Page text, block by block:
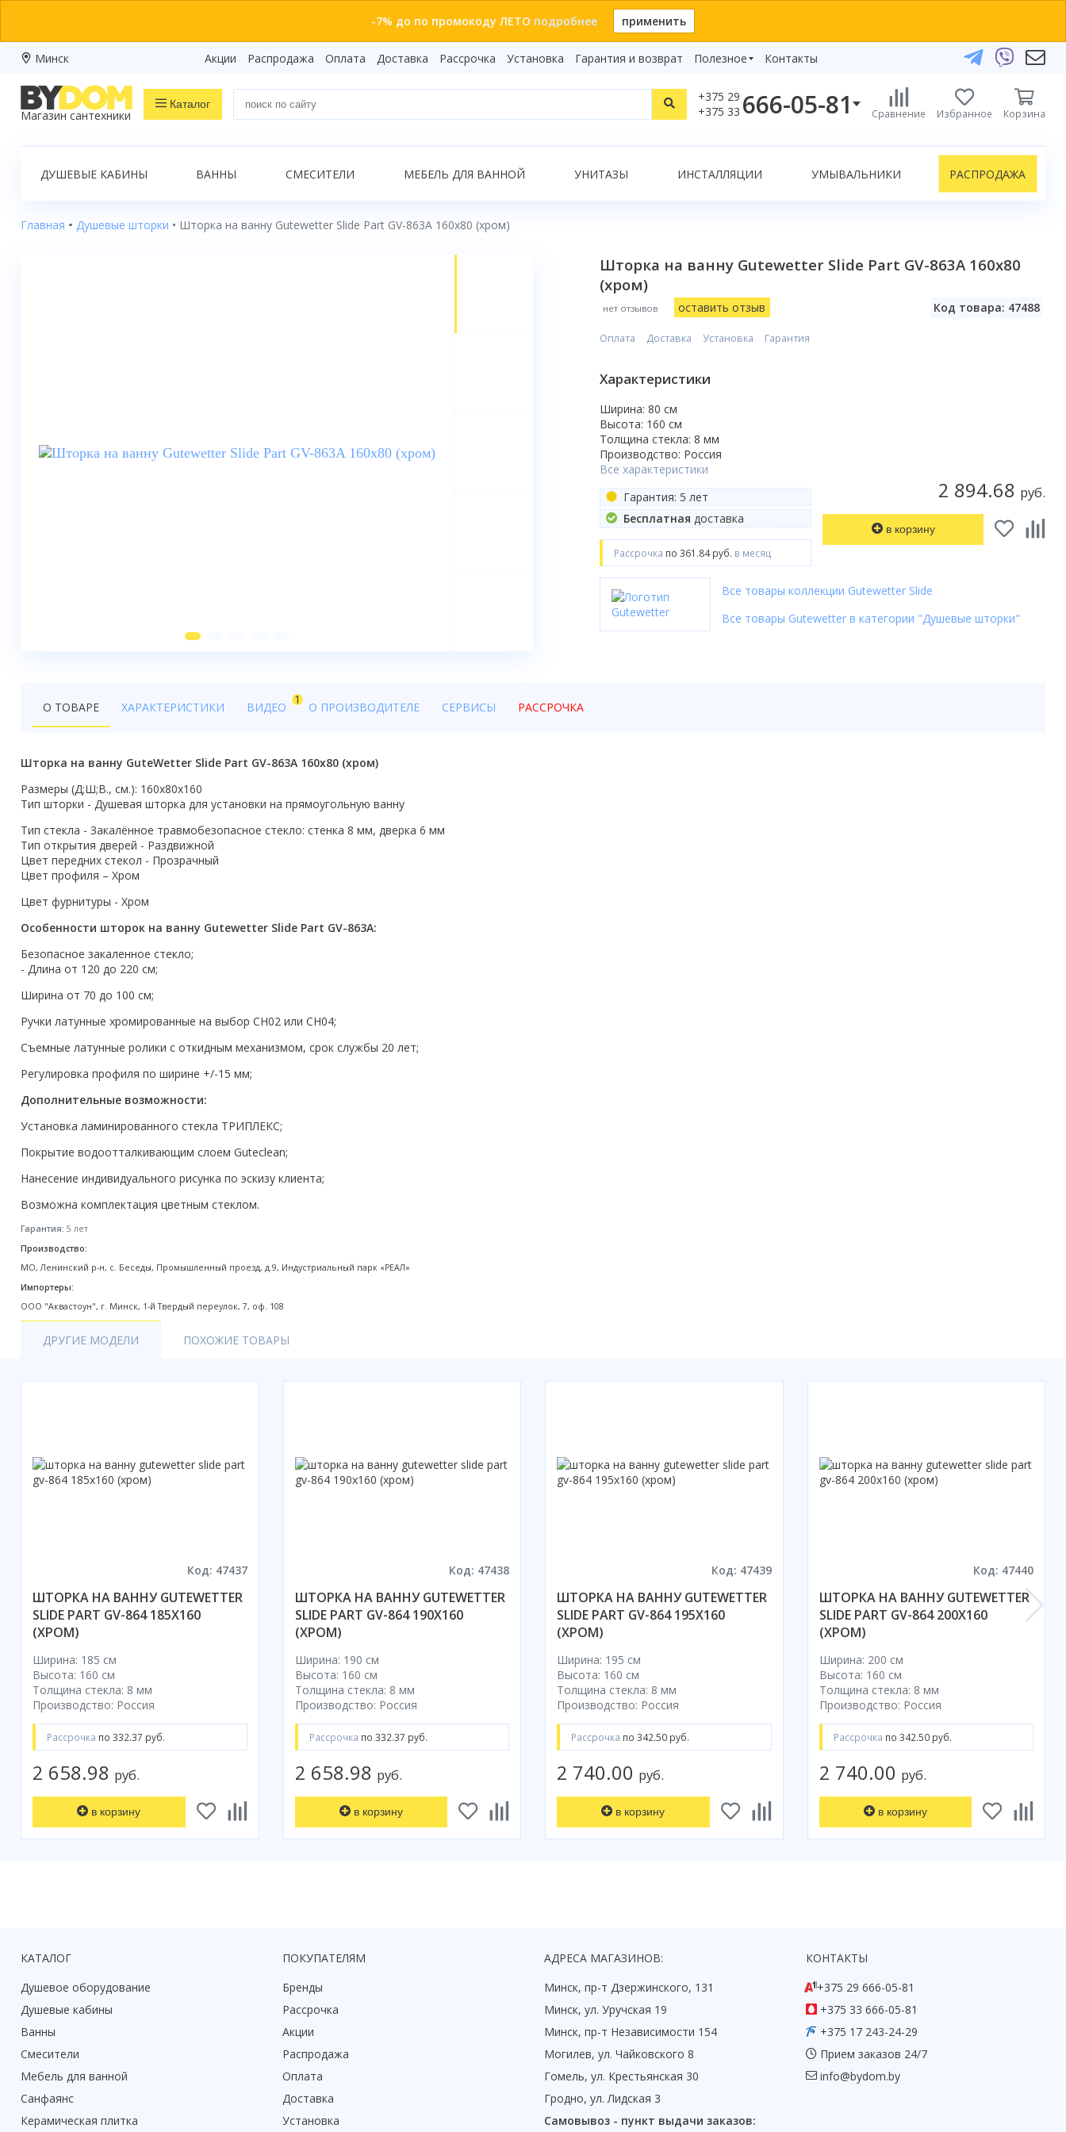
-7% до по промокоду ЛЕТО подробнее применить
Минск Акции Распродажа Оплата Доставка Рассрочка Установка Гарантия и возврат
Полезное
Видеообзоры
Бренды
Контакты
Магазин сантехники
Каталог
+375 29
+375 33 666-05-81
+375 29 666-05-81
+375 17 243-24-29
Telegram
info@bydom.by
Сравнение Избранное Корзина
Показать все результаты
Распродажа
Ванны
Кухонные мойки
Радиаторы отопления
Котлы отопления
Сифоны и донные клапаны
Дом и сад
Готовые кухни
Акции
ДУШЕВЫЕ КАБИНЫ ВАННЫ СМЕСИТЕЛИ МЕБЕЛЬ ДЛЯ ВАННОЙ УНИТАЗЫ ИНСТАЛЛЯЦИИ УМЫВАЛЬНИКИ РАСПРОДАЖА
Главная Душевые шторки Шторка на ванну Gutewetter Slide Part GV-863A 160x80 (хром)
Шторка на ванну Gutewetter Slide Part GV-863A 160х80
(хром)
нет отзывов оставить отзыв Код товара: 47488
2 894.68 руб.
в корзину
Оплата Доставка Установка Гарантия
Характеристики
Ширина: 80 см
Высота: 160 см
Толщина стекла: 8 мм
Производство: Россия
Все характеристики
Гарантия: 5 лет
Бесплатная доставка
Рассрочка по 361.84 руб. в месяц
Все товары коллекции Gutewetter Slide
Все товары Gutewetter в категории "Душевые шторки"
О ТОВАРЕ ХАРАКТЕРИСТИКИ ВИДЕО
1
О ПРОИЗВОДИТЕЛЕ СЕРВИСЫ РАССРОЧКА
Шторка на ванну GuteWetter Slide Part GV-863A 160x80 (хром)
Размеры (Д;Ш;В., см.): 160x80x160
Тип шторки - Душевая шторка для установки на прямоугольную ванну
Тип стекла - Закалённое травмобезопасное стекло: стенка 8 мм, дверка 6 мм
Тип открытия дверей - Раздвижной
Цвет передних стекол - Прозрачный
Цвет профиля – Хром
Цвет фурнитуры - Хром
Особенности шторок на ванну Gutewetter Slide Part GV-863A:
Безопасное закаленное стекло;
- Длина от 120 до 220 см;
Ширина от 70 до 100 см;
Ручки латунные хромированные на выбор CH02 или CH04;
Съемные латунные ролики с откидным механизмом, срок службы 20 лет;
Регулировка профиля по ширине +/-15 мм;
Дополнительные возможности:
Установка ламинированного стекла ТРИПЛЕКС;
Покрытие водоотталкивающим слоем Guteclean;
Нанесение индивидуального рисунка по эскизу клиента;
Возможна комплектация цветным стеклом.
Гарантия: 5 лет
Производство:
МО, Ленинский р-н, с. Беседы, Промышленный проезд, д.9, Индустриальный парк «РЕАЛ»
Импортеры:
ООО "Аквастоун", г. Минск, 1-й Твердый переулок, 7, оф. 108
ДРУГИЕ МОДЕЛИ ПОХОЖИЕ ТОВАРЫ
Код: 47437
ШТОРКА НА ВАННУ GUTEWETTER
SLIDE PART GV-864 185X160
(ХРОМ)
Ширина: 185 см
Высота: 160 см
Толщина стекла: 8 мм
Производство: Россия
Рассрочка по 332.37 руб.
2 658.98 руб.
в корзину
Код: 47438
ШТОРКА НА ВАННУ GUTEWETTER
SLIDE PART GV-864 190X160
(ХРОМ)
Ширина: 190 см
Высота: 160 см
Толщина стекла: 8 мм
Производство: Россия
Рассрочка по 332.37 руб.
2 658.98 руб.
в корзину
Код: 47439
ШТОРКА НА ВАННУ GUTEWETTER
SLIDE PART GV-864 195X160
(ХРОМ)
Ширина: 195 см
Высота: 160 см
Толщина стекла: 8 мм
Производство: Россия
Рассрочка по 342.50 руб.
2 740.00 руб.
в корзину
Код: 47440
ШТОРКА НА ВАННУ GUTEWETTER
SLIDE PART GV-864 200X160
(ХРОМ)
Ширина: 200 см
Высота: 160 см
Толщина стекла: 8 мм
Производство: Россия
Рассрочка по 342.50 руб.
2 740.00 руб.
в корзину
КАТАЛОГ
Душевое оборудование
Душевые кабины
Ванны
Смесители
Мебель для ванной
Санфаянс
Керамическая плитка
ПОКУПАТЕЛЯМ
Бренды
Рассрочка
Акции
Распродажа
Оплата
Доставка
Установка
АДРЕСА МАГАЗИНОВ:
Минск, пр-т Дзержинского, 131
Минск, ул. Уручская 19
Минск, пр-т Независимости 154
Могилев, ул. Чайковского 8
Гомель, ул. Крестьянская 30
Гродно, ул. Лидская 3
Самовывоз - пункт выдачи заказов:
КОНТАКТЫ
+375 29 666-05-81
+375 33 666-05-81
+375 17 243-24-29
Прием заказов 24/7
info@bydom.by